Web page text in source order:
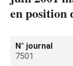
en position
N° journal
7501